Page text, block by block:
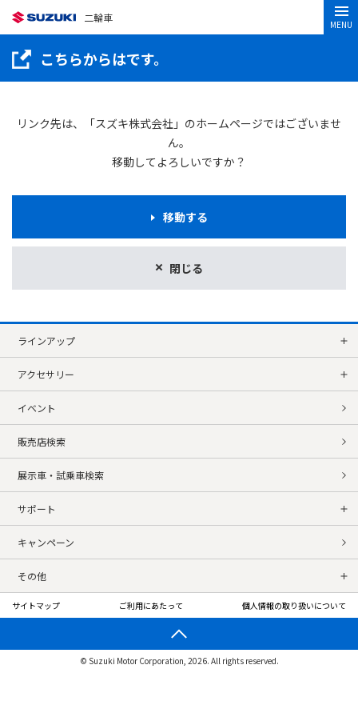
二輪車
MENU
こちらからはです。
リンク先は、「スズキ株式会社」のホームページではございませ
ん。
移動してよろしいですか？
閉じる
移動する
ラインアップ
アクセサリー
イベント
販売店検索
展示車・試乗車検索
サポート
キャンペーン
その他
サイトマップ ご利用にあたって 個人情報の取り扱いについて
© Suzuki Motor Corporation, 2026. All rights reserved.